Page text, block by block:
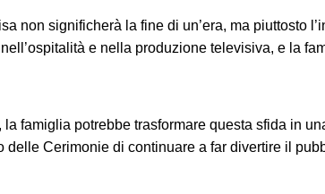
non significherà la fine di un’era, ma piuttosto
e nella produzione televisiva, e la
famiglia potrebbe trasformare questa sfida in
delle Cerimonie di continuare a far divertire il